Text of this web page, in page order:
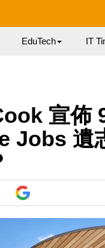
EduTech IT
宣佈
Jobs 遺